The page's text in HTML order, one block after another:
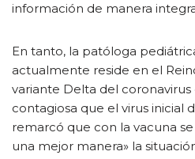
información de manera
En tanto, la patóloga
actualmente reside en el
variante Delta del coronavirus
contagiosa que el virus inicial
remarcó que con la vacuna
una mejor manera» la